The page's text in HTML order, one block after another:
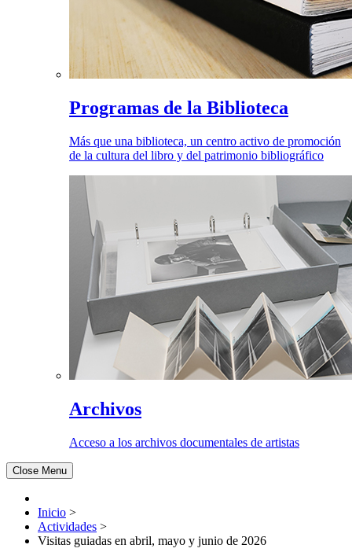
Programas de la Biblioteca
Más que una biblioteca, un centro activo de promoción
de la cultura del libro y del patrimonio bibliográfico
Archivos
Acceso a los archivos documentales de artistas
Close Menu
Inicio >
Actividades >
Visitas guiadas en abril, mayo y junio de 2026